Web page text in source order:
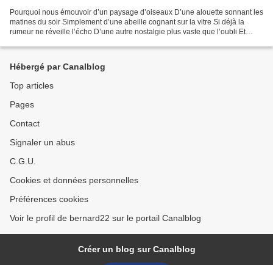
Pourquoi nous émouvoir d’un paysage d’oiseaux D’une alouette sonnant les
matines du soir Simplement d’une abeille cognant sur la vitre Si déjà la
rumeur ne réveille l’écho D’une autre nostalgie plus vaste que l’oubli Et
Hébergé par Canalblog
Top articles
Pages
Contact
Signaler un abus
C.G.U.
Cookies et données personnelles
Préférences cookies
Voir le profil de bernard22 sur le portail Canalblog
Créer un blog sur Canalblog